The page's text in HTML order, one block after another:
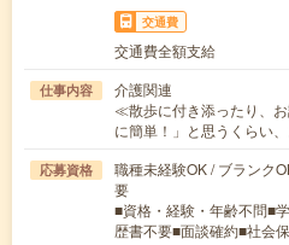
交通費
交通費全額支給
仕事内容
介護関連
≪散歩に付き添ったり、
に簡単！」と思うくらい
応募資格
職種未経験OK / ブランク
要
■資格・経験・年齢不問■
歴書不要■面談確約■社会